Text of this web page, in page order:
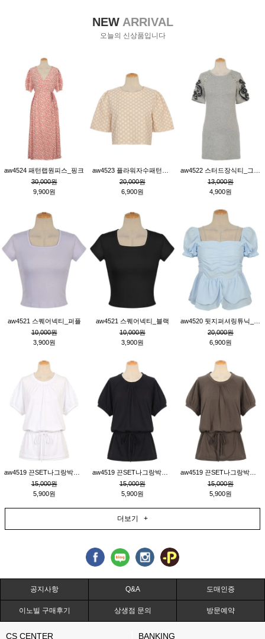
NEWARRIVAL
오늘의 신상품입니다
aw4524 패턴랩원피스_핑크
30,000원
9,900원
20,000원
6,900원
13,000원
4,900원
aw4521 스퀘어넥티_퍼플
10,000원
3,900원
aw4521 스퀘어넥티_블랙
10,000원
3,900원
20,000원
6,900원
15,000원
5,900원
15,000원
5,900원
15,000원
5,900원
더보기 +
공지사항 Q&A 도매인증
이노빌 구매후기 상생점 문의 방문예약
CS CENTER BANKING